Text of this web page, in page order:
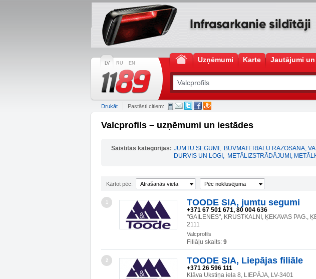
LV RU EN Uzņēmumi Karte Jautājumi
Drukāt Pastāsti citiem:
Valcprofils – uzņēmumi un iestādes
Saistītās kategorijas: JUMTU SEGUMI , BŪVMATERIĀLU RAŽOŠANA,
DURVIS UN LOGI , METĀLIZSTRĀDĀJUMI,
Kārtot pēc: Atrašanās vieta Pēc noklusējuma
1 TOODE SIA, jumtu segumi
+371 67 501 671, 80 004 636
"GAILENES", KRUSTKALNI, ĶEKAVAS PAG.,
2111
Valcprofils
Filiāļu skaits: 9
2 TOODE SIA, Liepājas filiāle
+371 26 596 111
Klāva Ukstiņa iela 8, LIEPĀJA, LV-3401